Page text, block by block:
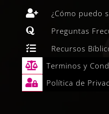
 ¿Cómo puedo
 Preguntas
 Recursos
 Terminos y
 Política de